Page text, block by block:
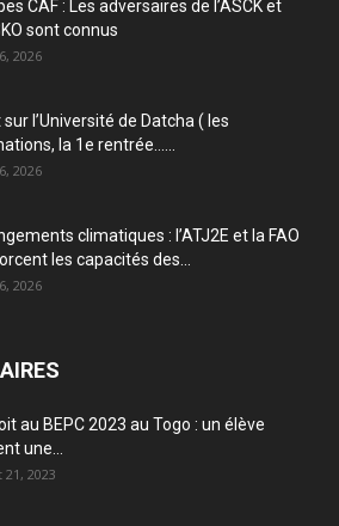
CAF : Les adversaires de l’ASCK et
sont connus
2026
l’Université de Datcha ( les
la 1e rentrée…...
2026
climatiques : l’ATJ2E et la FAO
les capacités des...
2026
au BEPC 2023 au Togo : un élève
une...
2023